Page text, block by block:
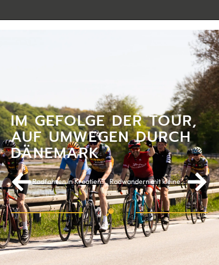
IM GEFOLGE DER TOUR,
AUF UMWEGEN DURCH
DÄNEMARK
Radfahren in Kroatien: Entdecken Sie die Inseln Hvar und Brač Radwandern mit kleinen Kindern - fünf Tipps von Ruth